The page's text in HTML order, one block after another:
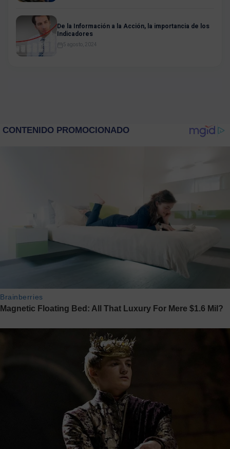
De la Información a la Acción, la importancia de los
Indicadores
5 agosto, 2024